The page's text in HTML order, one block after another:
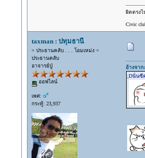
ผิดตรงไ
Civic
taxman : ปทุมธานี
= ประธานคลับ . . . โอมเหม่ง =
ประธานคลับ
อาจารย์ปู่
ออฟไลน์
เพศ:
กระทู้: 23,937
อ้างจาก
;Dนั่นซี